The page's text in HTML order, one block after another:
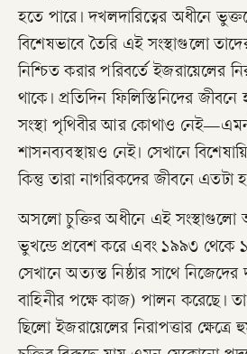
হতে পারে। দখলদারিত্বের অধীনে
বিশেষভাবে তৈরি এই সংস্থাগুলো
নিশ্চিত করার পরিবর্তে ইজরায়েলের
থাকে। প্রতিদিন ফিলিস্তিনিদের
সংস্থা পৃথিবীর আর কোথাও
শাসনব্যবস্থায়ও নেই। সেখানে
কিন্তু তারা নাগরিকদের জীবনে এতটা
অসলো চুক্তির অধীনে এই সংস্থাগুলো
ভুখন্ডে প্রবেশ করে এবং ১৯৯৩ থেকে
সেখানে অত্যন্ত নিষ্ঠার সাথে নিজেদের
বাহিনীর পক্ষে কাজ) পালন করেছে।
ছিলো ইজরায়েলের নিরাপত্তার